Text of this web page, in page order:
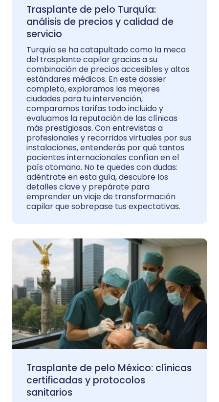
Trasplante de pelo Turquía:
análisis de precios y calidad de
servicio
Turquía se ha catapultado como la meca
del trasplante capilar gracias a su
combinación de precios accesibles y altos
estándares médicos. En este dossier
completo, exploramos las mejores
ciudades para tu intervención,
comparamos tarifas todo incluido y
evaluamos la reputación de las clínicas
más prestigiosas. Con entrevistas a
profesionales y recorridos virtuales por sus
instalaciones, entenderás por qué tantos
pacientes internacionales confían en el
país otomano. No te quedes con dudas:
adéntrate en esta guía, descubre los
detalles clave y prepárate para
emprender un viaje de transformación
capilar que sobrepase tus expectativas.
Trasplante de pelo México: clínicas
certificadas y protocolos
sanitarios